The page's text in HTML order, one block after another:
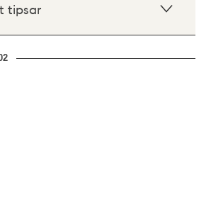
tipsar